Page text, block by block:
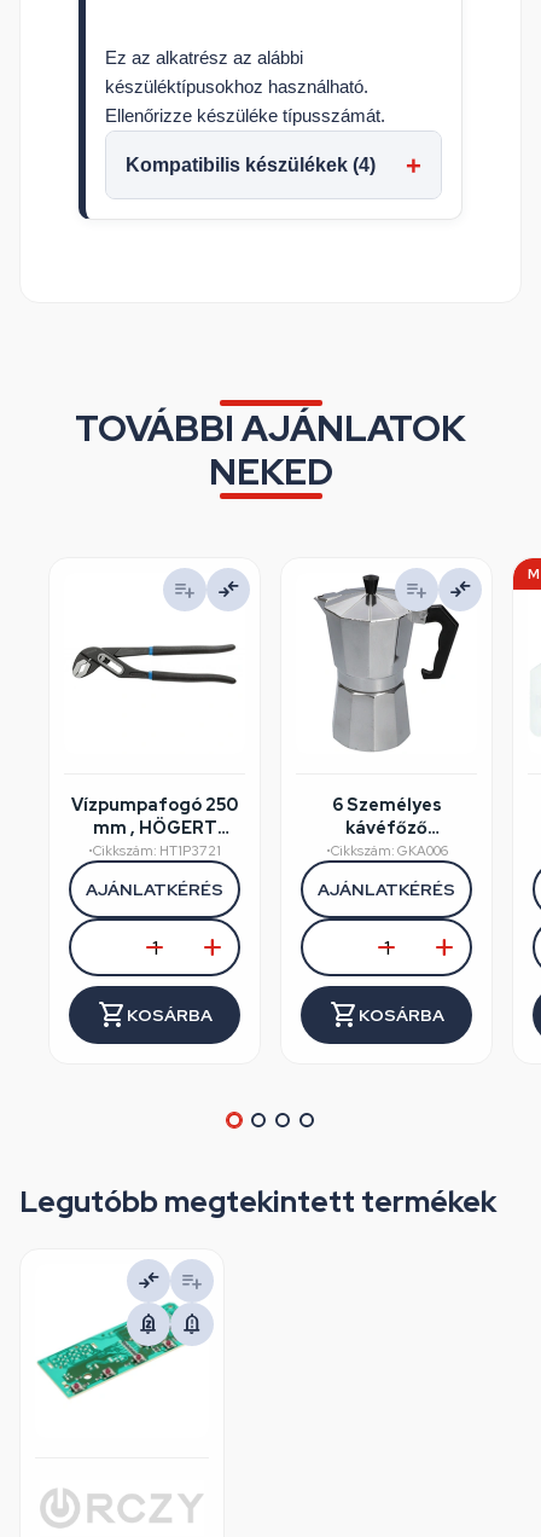
Ez az alkatrész az alábbi
készüléktípusokhoz használható.
Ellenőrizze készüléke típusszámát.
Kompatibilis készülékek (4)
TOVÁBBI AJÁNLATOK
NEKED
Vízpumpafogó 250
mm , HÖGERT
HT1P372
•Cikkszám: HT1P3721
AJÁNLATKÉRÉS
KOSÁRBA
6 Személyes
kávéfőző
alumínium dobozos
•Cikkszám: GKA006
AJÁNLATKÉRÉS
KOSÁRBA
Legutóbb megtekintett termékek